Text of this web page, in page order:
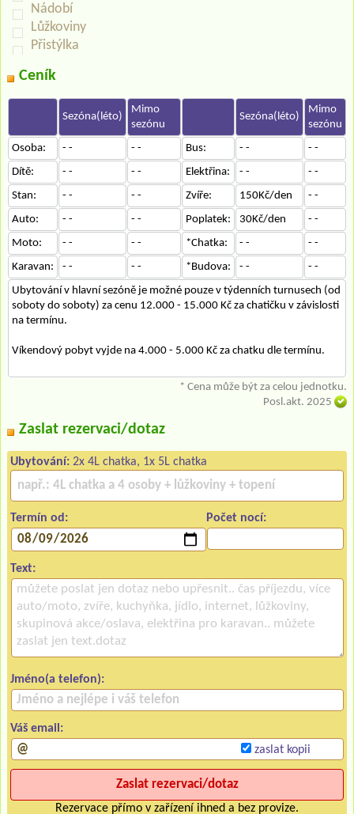
Nádobí
Lůžkoviny
Přistýlka
Ceník
Sezóna(léto)
Mimo
sezónu
Sezóna(léto)
Mimo
sezónu
Osoba:
- - - - Bus: - -
- -
Dítě:
- - - - Elektřina: - -
- -
Stan:
- - - - Zvíře: 150Kč/den
- -
Auto:
- - - - Poplatek: 30Kč/den
- -
Moto:
- - - - *Chatka: - -
- -
Karavan:
- - - - *Budova: - -
- -
Ubytování v hlavní sezóně je možné pouze v týdenních turnusech (od
soboty do soboty) za cenu 12.000 - 15.000 Kč za chatičku v závislosti
na termínu.
Víkendový pobyt vyjde na 4.000 - 5.000 Kč za chatku dle termínu.
* Cena může být za celou jednotku.
Posl.akt. 2025
Zaslat rezervaci/dotaz
Ubytování: 2x 4L chatka, 1x 5L chatka
Termín od: Počet nocí:
Text:
Jméno(a telefon):
Váš email:
zaslat kopii
Rezervace přímo v zařízení ihned a bez provize.